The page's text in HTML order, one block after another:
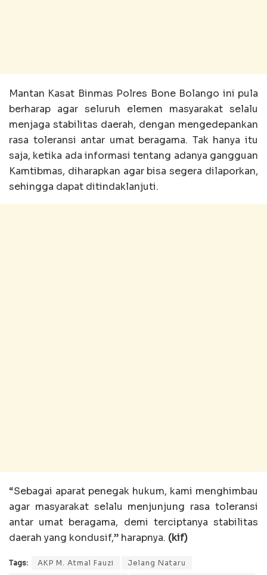
Mantan Kasat Binmas Polres Bone Bolango ini pula
berharap agar seluruh elemen masyarakat selalu
menjaga stabilitas daerah, dengan mengedepankan
rasa toleransi antar umat beragama. Tak hanya itu
saja, ketika ada informasi tentang adanya gangguan
Kamtibmas, diharapkan agar bisa segera dilaporkan,
sehingga dapat ditindaklanjuti.
“Sebagai aparat penegak hukum, kami menghimbau
agar masyarakat selalu menjunjung rasa toleransi
antar umat beragama, demi terciptanya stabilitas
daerah yang kondusif,” harapnya. (kif)
Tags: AKP M. Atmal Fauzi
Jelang Nataru